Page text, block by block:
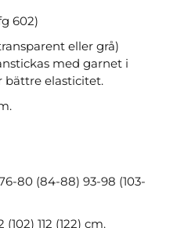
602)
eller grå)
med garnet i
bättre elasticitet.
80 (84-88) 93-98 (103-
112 (122) cm.